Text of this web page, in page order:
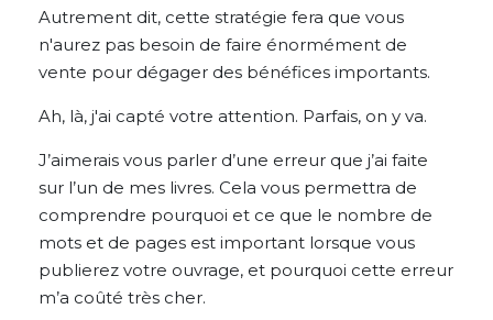
Autrement dit, cette stratégie fera que vous
n'aurez pas besoin de faire énormément de
vente pour dégager des bénéfices importants.
Ah, là, j'ai capté votre attention. Parfais, on y va.
J’aimerais vous parler d’une erreur que j’ai faite
sur l’un de mes livres. Cela vous permettra de
comprendre pourquoi et ce que le nombre de
mots et de pages est important lorsque vous
publierez votre ouvrage, et pourquoi cette erreur
m’a coûté très cher.